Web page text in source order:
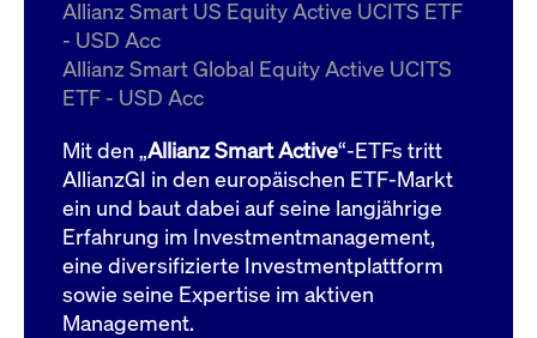
Allianz Smart US Equity Active UCITS ETF
- USD Acc
Allianz Smart Global Equity Active UCITS
ETF - USD Acc
Mit den „Allianz Smart Active“-ETFs tritt
AllianzGI in den europäischen ETF-Markt
ein und baut dabei auf seine langjährige
Erfahrung im Investmentmanagement,
eine diversifizierte Investmentplattform
sowie seine Expertise im aktiven
Management.
ApplicationGatewayAffinityCORS
boerse.com